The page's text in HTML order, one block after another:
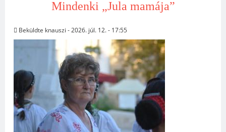
Mindenki „Jula mamája”
Beküldte knauszi - 2026. júl. 12. - 17:55